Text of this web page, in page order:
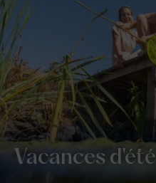
Vacances d'été